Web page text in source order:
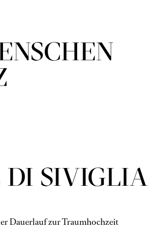
DI SIVIGLIA
Dauerlauf zur Traumhochzeit